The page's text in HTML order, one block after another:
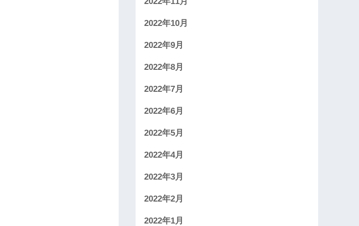
2022年10月
2022年9月
2022年8月
2022年7月
2022年6月
2022年5月
2022年4月
2022年3月
2022年2月
2022年1月